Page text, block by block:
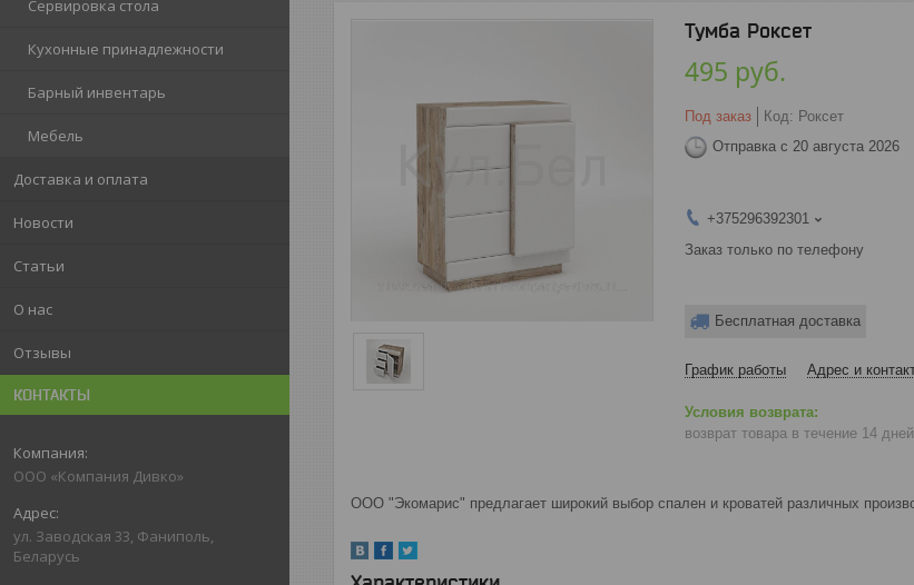
Сервировка стола
Кухонные принадлежности
Барный инвентарь
Мебель
Доставка и оплата
Новости
Статьи
О нас
Отзывы
КОНТАКТЫ
ООО «Компания Дивко»
ул. Заводская 33, Фаниполь,
Беларусь
Тумба Роксет
495 руб.
Под заказ Код: Роксет
Отправка с 20 августа 2026
+375296392301
Заказ только по телефону
Бесплатная доставка
График работы Адрес и
возврат товара в течение 14 дней
ООО "Экомарис" предлагает широкий выбор спален и кроватей различных